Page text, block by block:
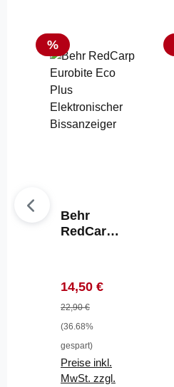
Rabatt
%
Behr
RedCarp
cher
Bissanzei
ger
Verkaufspreis:
14,50 €
22,90 €
(36.68%
gespart)
Preise inkl.
MwSt. zzgl.